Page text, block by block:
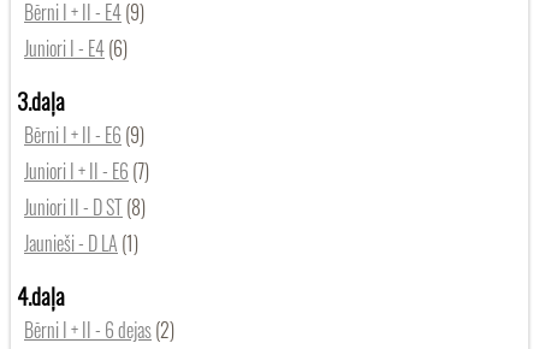
Bērni I + II - E4(9)
Juniori I - E4(6)
3.daļa
Bērni I + II - E6 (9)
Juniori I + II - E6 (7)
Juniori II - D ST(8)
Jaunieši - D LA (1)
4.daļa
Bērni I + II - 6 dejas(2)